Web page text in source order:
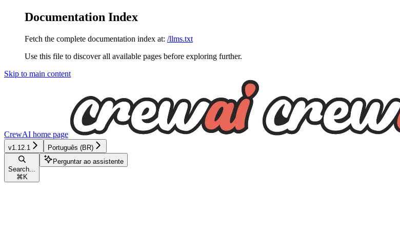
Documentation Index
Fetch the complete documentation index at: /llms.txt
Use this file to discover all available pages before exploring further.
Skip to main content
CrewAI home page
v1.12.1 Português (BR)
Search...
⌘ K
Perguntar ao assistente